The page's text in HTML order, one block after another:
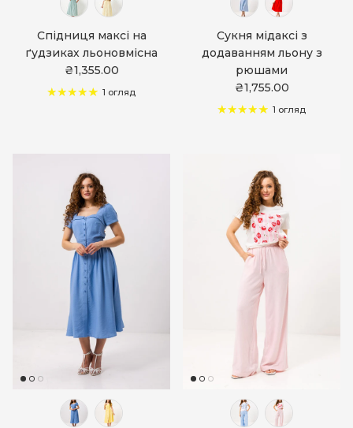
Спідниця максі на
ґудзиках льоновмісна
₴1,355.00
1 огляд
Сукня мідаксі з
додаванням льону з
рюшами
₴1,755.00
1 огляд